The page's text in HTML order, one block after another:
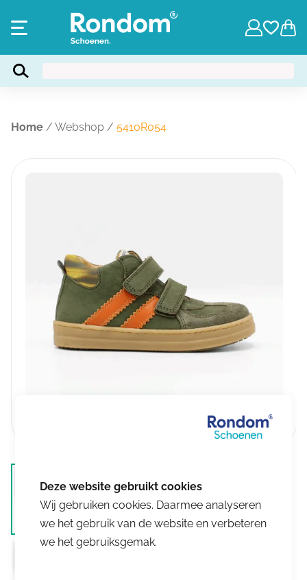
Home / Webshop / 5410R054
Wij gebruiken cookies. Daarmee analyseren
we het gebruik van de website en verbeteren
we het gebruiksgemak.